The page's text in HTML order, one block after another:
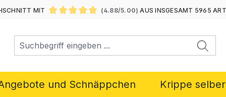
MIT
(4.88/5.00) AUS INSGESAMT 5965
und Schnäppchen Krippe